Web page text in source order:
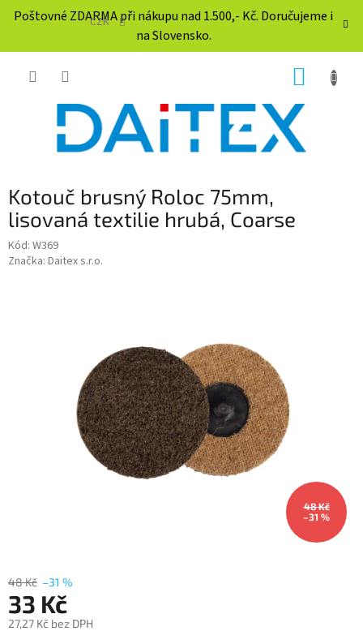
Poštovné ZDARMA při nákupu nad 1.500,- Kč. Doručujeme i
na Slovensko.
CZK
Kotouč brusný Roloc 75mm,
lisovaná textilie hrubá, Coarse
Kód: W369
Značka: Daitex s.r.o.
48 Kč
–31 %
48 Kč –31 %
33 Kč
27,27 Kč bez DPH